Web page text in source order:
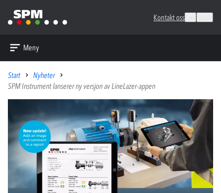
Kontakt oss
Meny
Start
Nyheter
SPM Instrument lanserer ny versjon av LineLazer-appen